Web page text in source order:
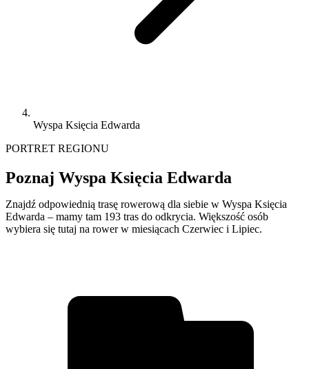
Wyspa Księcia Edwarda
PORTRET REGIONU
Poznaj Wyspa Księcia Edwarda
Znajdź odpowiednią trasę rowerową dla siebie w Wyspa Księcia
Edwarda – mamy tam 193 tras do odkrycia. Większość osób
wybiera się tutaj na rower w miesiącach Czerwiec i Lipiec.